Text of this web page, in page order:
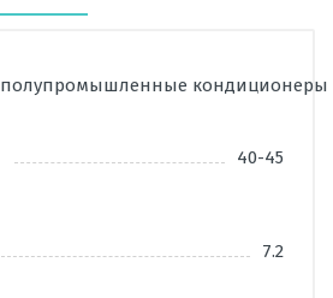
полупромышленные кондиционеры
40-45
7.2